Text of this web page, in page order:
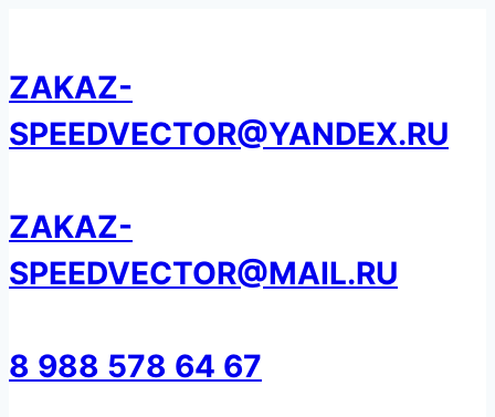
содержанию
ZAKAZ-
SPEEDVECTOR@YANDEX.RU
ZAKAZ-
SPEEDVECTOR@MAIL.RU
8 988 578 64 67